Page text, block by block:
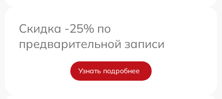
Скидка -25% по
предварительной записи
Узнать подробнее